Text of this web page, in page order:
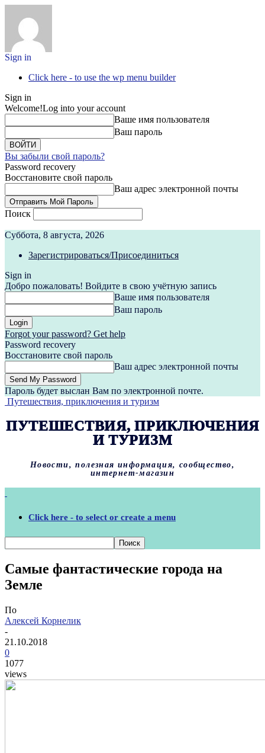
Sign in
Click here - to use the wp menu builder
Sign in
Welcome!Log into your account
Ваше имя пользователя
Ваш пароль
Вы забыли свой пароль?
Password recovery
Восстановите свой пароль
Ваш адрес электронной почты
Поиск
Суббота, 8 августа, 2026
Зарегистрироваться/Присоединиться
Sign in
Добро пожаловать! Войдите в свою учётную запись
Ваше имя пользователя
Ваш пароль
Forgot your password? Get help
Password recovery
Восстановите свой пароль
Ваш адрес электронной почты
Пароль будет выслан Вам по электронной почте.
Путешествия, приключения и туризм
ПУТЕШЕСТВИЯ, ПРИКЛЮЧЕНИЯ
И ТУРИЗМ
Новости, полезная информация, сообщество,
интернет-магазин
Click here - to select or create a menu
Самые фантастические города на
Земле
По
Алексей Корнелик
-
21.10.2018
0
1077
views